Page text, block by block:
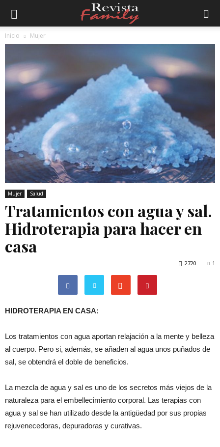
Inicio Mujer
Mujer Salud
Tratamientos con agua y sal.
Hidroterapia para hacer en
casa
1
2720
HIDROTERAPIA EN CASA:
Los tratamientos con agua aportan relajación a la mente y belleza
al cuerpo. Pero si, además, se añaden al agua unos puñados de
sal, se obtendrá el doble de beneficios.
La mezcla de agua y sal es uno de los secretos más viejos de la
naturaleza para el embellecimiento corporal. Las terapias con
agua y sal se han utilizado desde la antigüedad por sus propias
rejuvenecedoras, depuradoras y curativas.